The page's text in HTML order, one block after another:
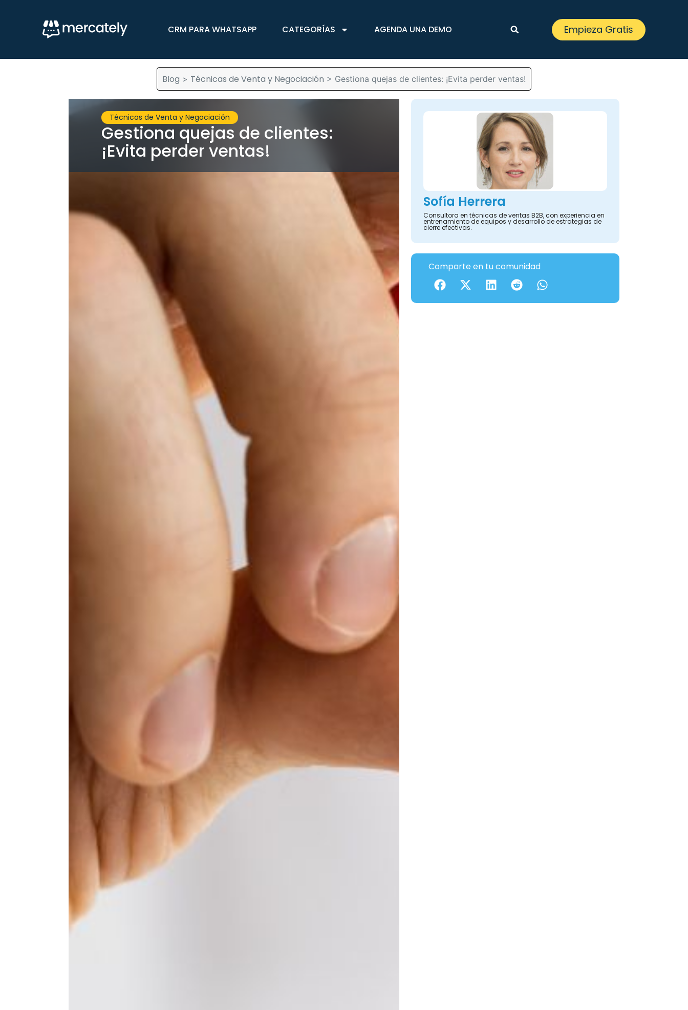
CRM PARA WHATSAPP CATEGORÍAS AGENDA UNA DEMO Empieza Gratis
Blog > Técnicas de Venta y Negociación > Gestiona quejas de clientes: ¡Evita perder ventas!
Técnicas de Venta y Negociación
Gestiona quejas de clientes:
¡Evita perder ventas!
Sofía Herrera
Consultora en técnicas de ventas B2B, con experiencia en
entrenamiento de equipos y desarrollo de estrategias de
cierre efectivas.
Comparte en tu comunidad